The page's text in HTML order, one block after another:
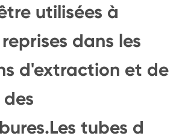
utilisées à
dans les
d'extraction et de
tubes d